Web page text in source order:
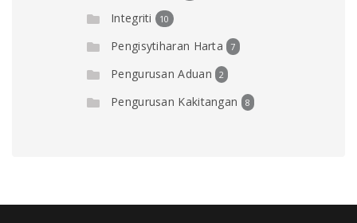
Integriti 10
Pengisytiharan Harta 7
Pengurusan Aduan 2
Pengurusan Kakitangan 8